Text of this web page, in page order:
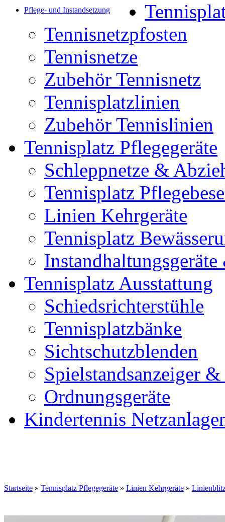
Pflege- und Instandsetzung
Tennisnetzpfosten
Tennisnetze
Zubehör Tennisnetz
Tennisplatzlinien
Zubehör Tennislinien
Tennisplatz Pflegegeräte
Schleppnetze &
Tennisplatz
Linien Kehrgeräte
Tennisplatz
Tennisplatz Ausstattung
Schiedsrichterstühle
Tennisplatzbänke
Sichtschutzblenden
Spielstandsanzeiger
Ordnungsgeräte
Kindertennis
Startseite » Tennisplatz Pflegegeräte » Linien Kehrgeräte »